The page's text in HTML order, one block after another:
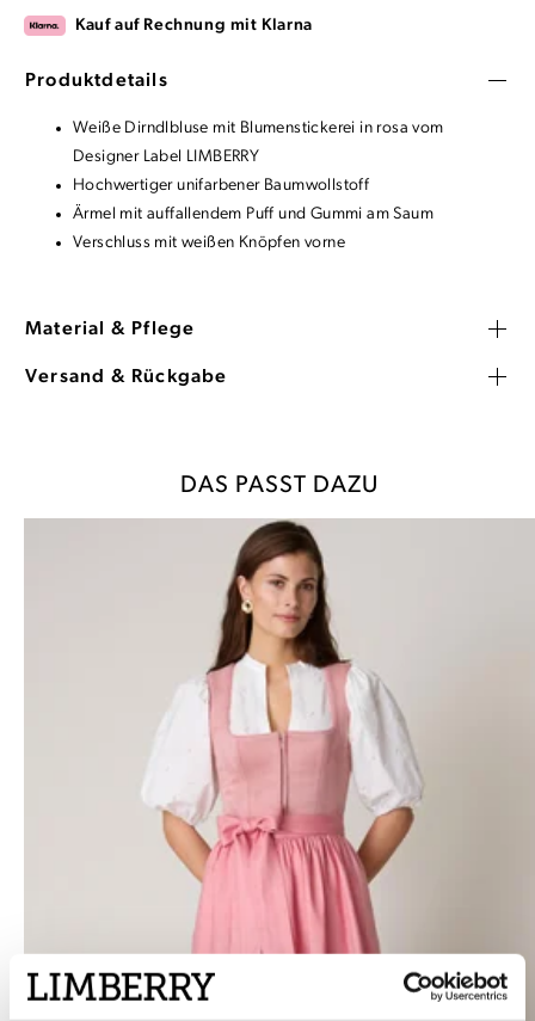
Kauf auf Rechnung mit Klarna
Produktdetails
Weiße Dirndlbluse mit Blumenstickerei in rosa vom
Designer Label LIMBERRY
Hochwertiger unifarbener Baumwollstoff
Ärmel mit auffallendem Puff und Gummi am Saum
Verschluss mit weißen Knöpfen vorne
Material & Pflege
Versand & Rückgabe
DAS PASST DAZU